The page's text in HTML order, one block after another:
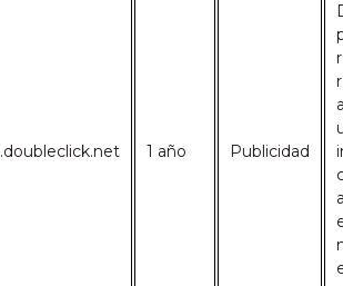
.doubleclick.net 1 año Publicidad